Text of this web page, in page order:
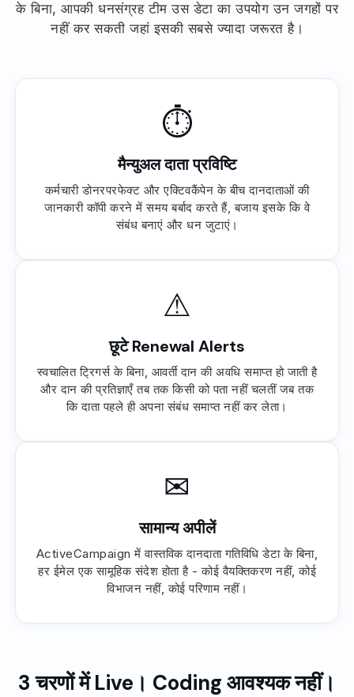
के बिना, आपकी धनसंग्रह टीम उस डेटा का उपयोग उन जगहों पर
नहीं कर सकती जहां इसकी सबसे ज्यादा जरूरत है।
⏱
मैन्युअल दाता प्रविष्टि
कर्मचारी डोनरपरफेक्ट और एक्टिवकैंपेन के बीच दानदाताओं की
जानकारी कॉपी करने में समय बर्बाद करते हैं, बजाय इसके कि वे
संबंध बनाएं और धन जुटाएं।
⚠
छूटे Renewal Alerts
स्वचालित ट्रिगर्स के बिना, आवर्ती दान की अवधि समाप्त हो जाती है
और दान की प्रतिज्ञाएँ तब तक किसी को पता नहीं चलतीं जब तक
कि दाता पहले ही अपना संबंध समाप्त नहीं कर लेता।
✉
सामान्य अपीलें
ActiveCampaign में वास्तविक दानदाता गतिविधि डेटा के बिना,
हर ईमेल एक सामूहिक संदेश होता है - कोई वैयक्तिकरण नहीं, कोई
विभाजन नहीं, कोई परिणाम नहीं।
3 चरणों में Live। Coding आवश्यक नहीं।